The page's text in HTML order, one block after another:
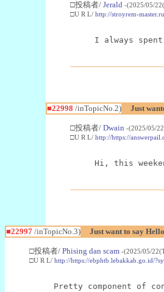
□投稿者/ Jerald -(2025/05/
□U R L/ http://stroyrem-
I always
■22998 /inTopicNo.2) Just
□投稿者/ Dwain -(2025/05/
□U R L/ http://https://
Hi, this
■22997 /inTopicNo.3) Just want to say
□投稿者/ Phising dan scam -(2025/05/
□U R L/ http://https://ebphtb.lebakkab.go.id/
Pretty component of